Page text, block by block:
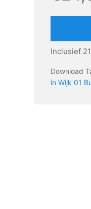
Inclusief
Download
in Wijk 01